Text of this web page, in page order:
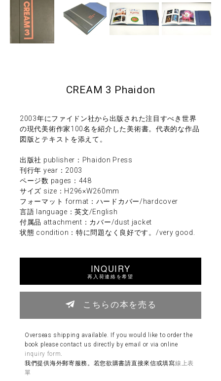
CREAM 3 Phaidon
2003年にファイドン社から出版された注目すべき世界
の現代美術作家100名を紹介した美術書。代表的な作品
図版とテキストを添えて。
出版社 publisher：Phaidon Press
刊行年 year：2003
ページ数 pages：448
サイズ size：H296×W260mm
フォーマット format：ハードカバー/hardcover
言語 language：英文/English
付属品 attachment：カバー/dust jacket
状態 condition：特に問題なく良好です。/very good.
INQUIRY
再入荷連絡を希望
こちらの本を売る
Overseas shipping available. If you would like to order the
book please contact us directly by email or via online
inquiry form
我們提供海外郵寄服務。若您欲購書請直接來信或填寫線上表
單